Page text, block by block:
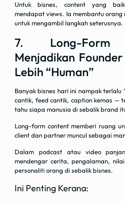
Untuk bisnes, content yang
mendapat views. Ia membantu orang
untuk mengambil langkah seterusnya.
7. Long-Form
Menjadikan
Lebih “Human”
Banyak bisnes hari ini nampak terlalu
cantik, feed cantik, caption kemas —
tahu siapa manusia di sebalik brand
Long-form content memberi ruang
client dan partner muncul sebagai
Dalam podcast atau video
mendengar cerita, pengalaman,
personaliti orang di sebalik bisnes.
Ini Penting Kerana: